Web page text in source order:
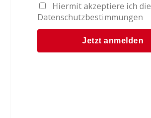
Hiermit akzeptiere ich die
Datenschutzbestimmungen